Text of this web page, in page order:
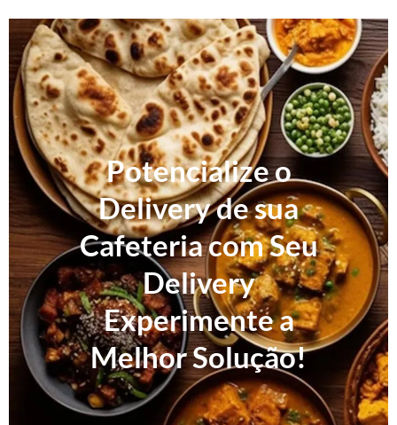
Potencialize o
Delivery de sua
Cafeteria com Seu
Delivery
Experimente a
Melhor Solução!